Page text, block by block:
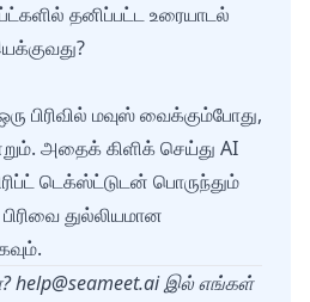
தனிப்பட்ட உரையாடல்
பிரிவில் மவுஸ் வைக்கும்போது,
அதைக் கிளிக் செய்து AI
டெக்ஸ்ட்டுடன் பொருந்தும்
துல்லியமான
help@seameet.aiஇல் எங்கள்